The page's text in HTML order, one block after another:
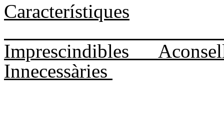
Característiques
Imprescindibles
Innecessàries